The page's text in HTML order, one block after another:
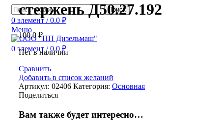
Поиск
0 элемент / 0.0 ₽
Меню
0 элемент / 0.0 ₽
стержень Д50.27.192
100.0 ₽
Нет в наличии
Сравнить
Добавить в список желаний
Артикул: 02406 Категория: Основная
Поделиться
Вам также будет интересно…